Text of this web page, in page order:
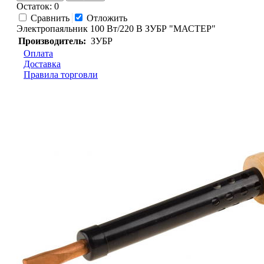
Остаток: 0
Сравнить
Отложить
Электропаяльник 100 Вт/220 В ЗУБР "МАСТЕР"
Производитель: ЗУБР
Оплата
Доставка
Правила торговли